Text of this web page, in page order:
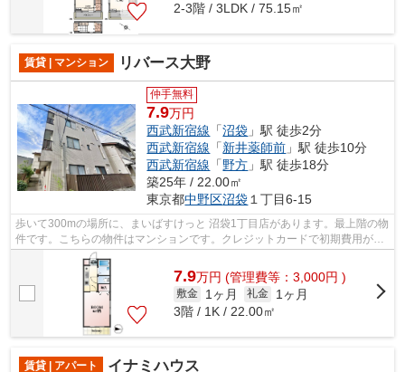
2-3階 / 3LDK / 75.15㎡
賃貸 | マンション リバース大野
仲手無料
7.9万円
西武新宿線 「沼袋 」駅 徒歩2分
西武新宿線 「新井薬師前 」駅 徒歩10分
西武新宿線 「野方 」駅 徒歩18分
築25年 / 22.00㎡
東京都中野区沼袋１丁目6-15
歩いて300mの場所に、まいばすけっと 沼袋1丁目店があります。最上階の物
件です。こちらの物件はマンションです。クレジットカードで初期費用がお
支払いいただけるので、決済の手間が...
7.9万円 (管理費等：3,000円 )
敷金 1ヶ月 礼金
1ヶ月
3階 / 1K / 22.00㎡
賃貸 | アパート イナミハウス